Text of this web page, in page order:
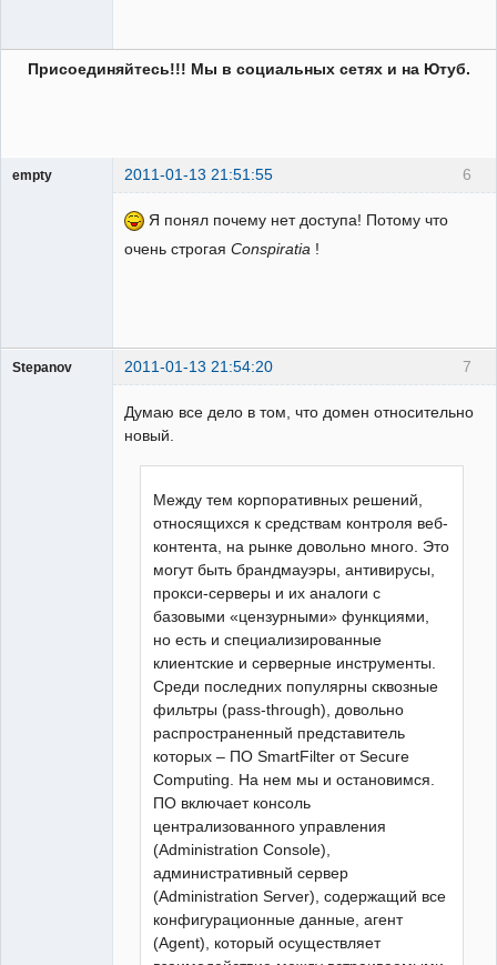
Присоединяйтесь!!! Мы в социальных сетях и на Ютуб.
6
empty 2011-01-13 21:51:55
Я понял почему нет доступа! Потому что
очень строгая Conspiratia !
7
Stepanov 2011-01-13 21:54:20
Думаю все дело в том, что домен относительно
новый.
Между тем корпоративных решений,
относящихся к средствам контроля веб-
контента, на рынке довольно много. Это
могут быть брандмауэры, антивирусы,
прокси-серверы и их аналоги с
базовыми «цензурными» функциями,
но есть и специализированные
клиентские и серверные инструменты.
Среди последних популярны сквозные
фильтры (pass-through), довольно
распространенный представитель
которых – ПО SmartFilter от Secure
Computing. На нем мы и остановимся.
ПО включает консоль
централизованного управления
(Administration Console),
административный сервер
(Administration Server), содержащий все
конфигурационные данные, агент
(Agent), который осуществляет